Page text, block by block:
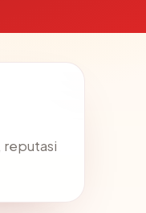
reputasi